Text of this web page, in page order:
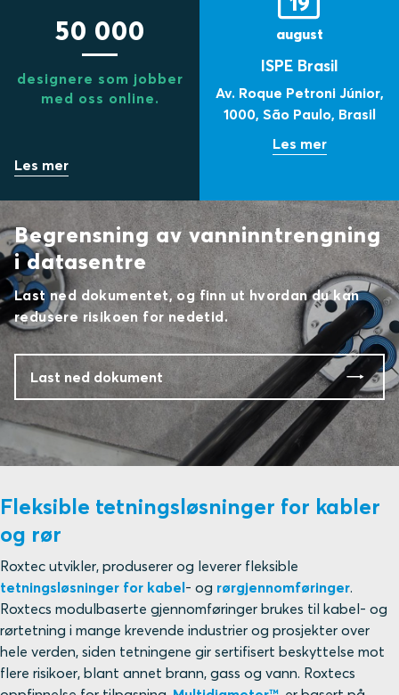
50 000
designere som jobber
med oss online.
august
ISPE Brasil
Av. Roque Petroni Júnior,
1000, São Paulo, Brasil
Begrensning av vanninntrengning
i datasentre
Last ned dokumentet, og finn ut hvordan du kan
redusere risikoen for nedetid.
Last ned dokument
Fleksible tetningsløsninger for kabler
og rør
Roxtec utvikler, produserer og leverer fleksible
tetningsløsninger for kabel- og rørgjennomføringer.
Roxtecs modulbaserte gjennomføringer brukes til kabel- og
rørtetning i mange krevende industrier og prosjekter over
hele verden, siden tetningene gir sertifisert beskyttelse mot
flere risikoer, blant annet brann, gass og vann. Roxtecs